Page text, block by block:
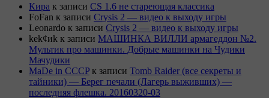
Кира к записи CS 1.6 не стареющая классика
FoFan к записи Crysis 2 — видео к выходу игры
Leonardo к записи Crysis 2 — видео к выходу игры
kek¢иk к записи МАШИНКА ВИЛЛИ армагеддон №2.
Мультик про машинки. Добрые машинки на Чудики
Мачудики
MaDe in CCCP к записи Tomb Raider (все секреты и
тайники) — Берег печали (Лагерь выживших) —
последняя флешка. 20160320-03